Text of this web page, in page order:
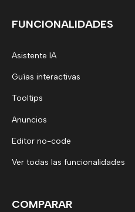
FUNCIONALIDADES
Asistente IA
Guías interactivas
Tooltips
Anuncios
Editor no-code
Ver todas las funcionalidades
COMPARAR